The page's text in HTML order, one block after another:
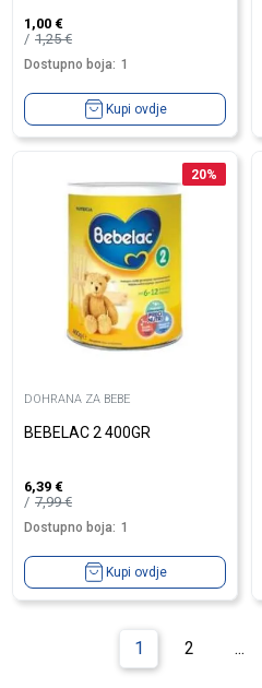
1,00 €
1,25€
Dostupno boja: 1
Kupi ovdje
20%
DOHRANA ZA BEBE
BEBELAC 2 400GR
6,39 €
7,99€
Dostupno boja: 1
Kupi ovdje
1 2 ...